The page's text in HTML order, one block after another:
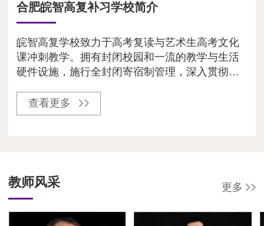
合肥皖智高复补习学校简介
皖智高复学校致力于高考复读与艺术生高考文化
课冲刺教学。拥有封闭校园和一流的教学与生活
硬件设施，施行全封闭寄宿制管理，深入贯彻皖
校以高度凝聚力的“三大团队”，配以务实优质
的“九重保障”，在历年高考...
查看更多
教师风采 更多